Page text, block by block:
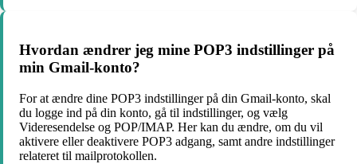
Hvordan ændrer jeg mine POP3 indstillinger på
min Gmail-konto?
For at ændre dine POP3 indstillinger på din Gmail-konto, skal
du logge ind på din konto, gå til indstillinger, og vælg
Videresendelse og POP/IMAP. Her kan du ændre, om du vil
aktivere eller deaktivere POP3 adgang, samt andre indstillinger
relateret til mailprotokollen.